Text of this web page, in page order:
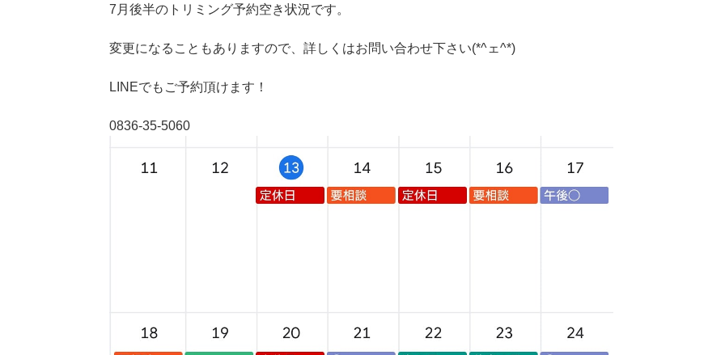
7月後半のトリミング予約空き状況です。
変更になることもありますので、詳しくはお問い合わせ下さい(*^ェ^*)
LINEでもご予約頂けます！
0836-35-5060